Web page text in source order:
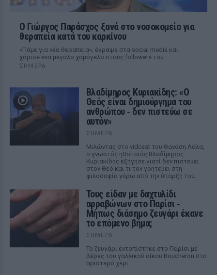
O Γιώργος Παράσχος ξανά στο νοσοκομείο για
θεραπεία κατά του καρκίνου
«Πάμε για νέα θεραπεία», έγραψε στα social media και
χάρισε ένα μεγάλο χαμόγελο στους followers του
ΣΉΜΕΡΑ
Βλαδίμηρος Κυριακίδης: «Ο
Θεός είναι δημιούργημα του
ανθρώπου ‑ δεν πιστεύω σε
αυτόν»
ΣΉΜΕΡΑ
Μιλώντας στο vidcast του Θανάση Λάλα,
ο γνωστός ηθοποιός Βλαδίμηρος
Κυριακίδης εξήγησε γιατί δεν πιστεύει
στον Θεό και τι τον γοητεύει στη
φιλοσοφία γύρω από την ύπαρξή του.
Τους είδαν με δαχτυλίδι
αρραβώνων στο Παρίσι ‑
Μήπως διάσημο ζευγάρι έκανε
το επόμενο βήμα;
ΣΉΜΕΡΑ
Το ζευγάρι εντοπίστηκε στο Παρίσι με
βέρες του γαλλικού οίκου Boucheron στο
αριστερό χέρι